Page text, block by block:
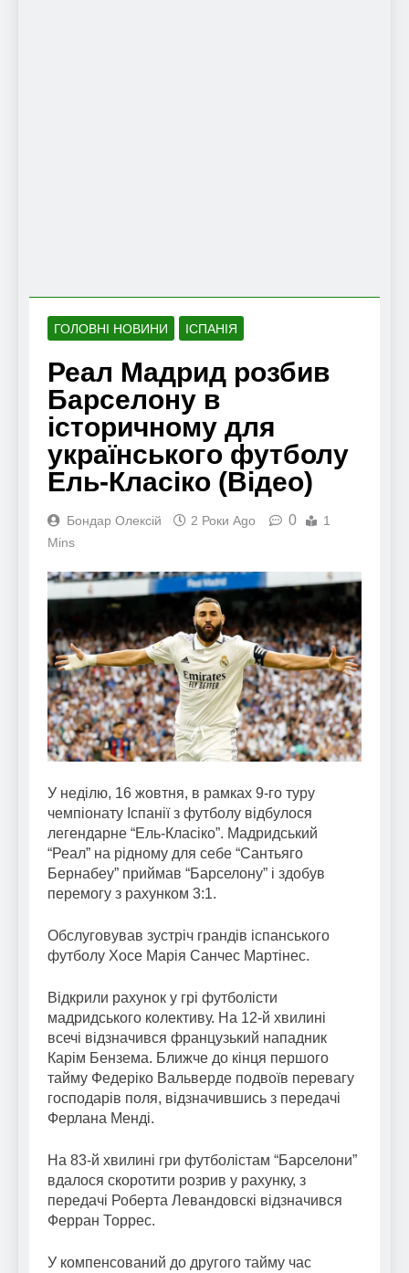
ГОЛОВНІ НОВИНИ ІСПАНІЯ
Реал Мадрид розбив
Барселону в
історичному для
українського футболу
Ель-Класіко (Відео)
Бондар Олексій 2 Роки Ago 0
1
Mins
У неділю, 16 жовтня, в рамках 9-го туру
чемпіонату Іспанії з футболу відбулося
легендарне “Ель-Класіко”. Мадридський
“Реал” на рідному для себе “Сантьяго
Бернабеу” приймав “Барселону” і здобув
перемогу з рахунком 3:1.
Обслуговував зустріч грандів іспанського
футболу Хосе Марія Санчес Мартінес.
Відкрили рахунок у грі футболісти
мадридського колективу. На 12-й хвилині
всечі відзначився французький нападник
Карім Бензема. Ближче до кінця першого
тайму Федеріко Вальверде подвоїв перевагу
господарів поля, відзначившись з передачі
Ферлана Менді.
На 83-й хвилині гри футболістам “Барселони”
вдалося скоротити розрив у рахунку, з
передачі Роберта Левандовскі відзначився
Ферран Торрес.
У компенсований до другого тайму час